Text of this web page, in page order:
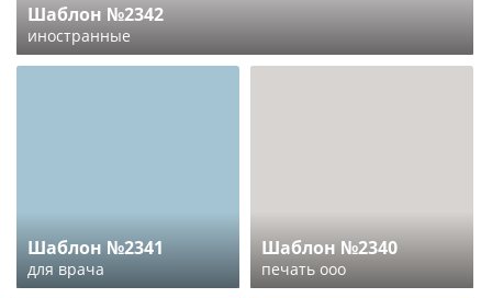
Шаблон №2342
иностранные
Шаблон №2341
для врача
Шаблон №2340
печать ооо